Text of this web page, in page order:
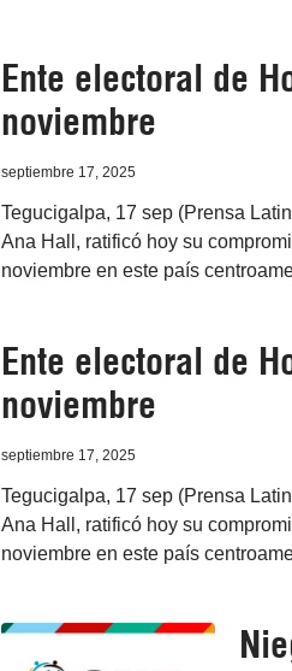
Ente electoral de
noviembre
septiembre 17, 2025
Tegucigalpa, 17 sep (Prensa
Ana Hall, ratificó hoy su
noviembre en este país
Ente electoral de
noviembre
septiembre 17, 2025
Tegucigalpa, 17 sep (Prensa
Ana Hall, ratificó hoy su
noviembre en este país